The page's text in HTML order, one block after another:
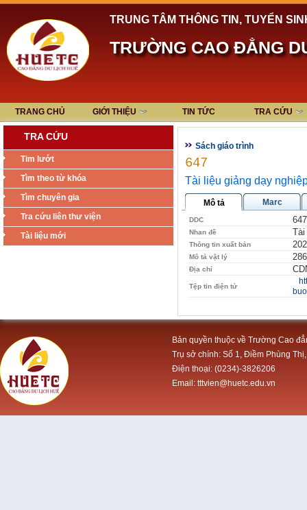
TRUNG TÂM THÔNG TIN, TUYỂN
TRƯỜNG CAO ĐẲNG
TRANG CHỦ GIỚI THIỆU TIN TỨC TRA CỨU
TRA CỨU
Tim lướt
Tìm theo từ khóa
Tìm chuyên gia
Tra cứu liên thư viện
Tài liệu mới
Sách giáo trình
647
Tài liệu giảng dạy
Mô tả Marc
DDC 647
Nhan đề Tài
Thông tin xuất bản
Mô tả vật lý
Địa chỉ
Tệp tin điện tử
Bản quyền thuộc về Trường Cao
Trụ sở chính: Số 1, Điềm Phùng
Điện thoại: (0234)-3826206
Email: tttvien@huetc.edu.vn